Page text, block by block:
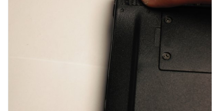
Abbrechen Kommentieren